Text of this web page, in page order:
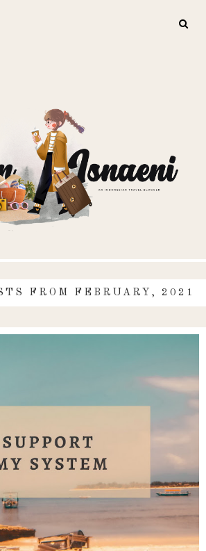
FROM FEBRUARY, 2021